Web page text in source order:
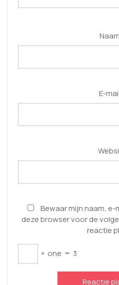
Naam
E-mail
Bewaar mijn naam,
deze browser voor de
reactie
× one = 3